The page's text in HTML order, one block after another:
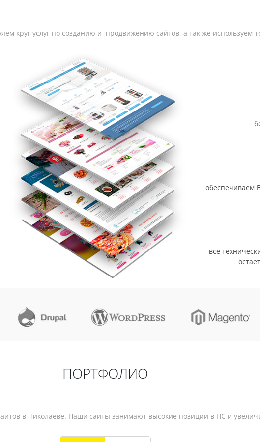
круг услуг по созданию и продвижению сайтов, а так же используем
бесплатные
обеспечиваем
все
ПОРТФОЛИО
в Николаеве. Наши сайты занимают высокие позиции в ПС и